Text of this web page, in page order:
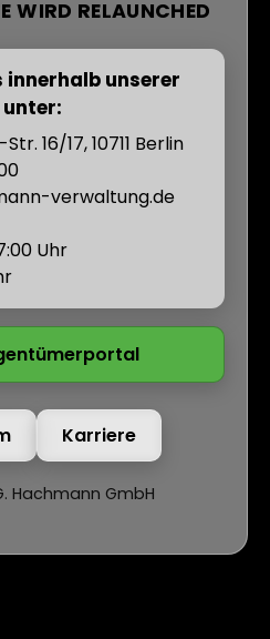
WIRD RELAUNCHED
innerhalb unserer
16/17, 10711 Berlin
verwaltung.de
Uhr
Karriere
Hachmann GmbH